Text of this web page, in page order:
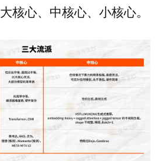
大核心、中核心、小核心。